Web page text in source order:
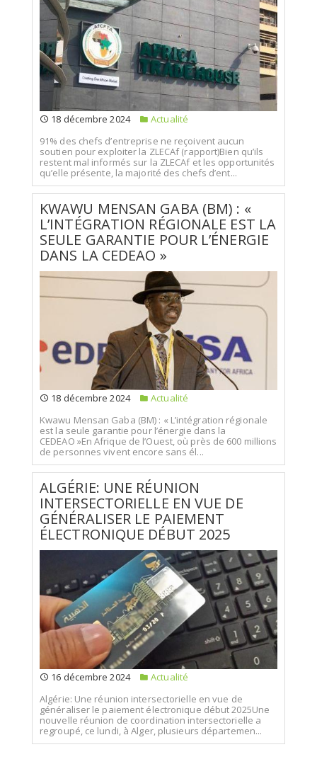
18 décembre 2024
Actualité
91% des chefs d’entreprise ne reçoivent aucun
soutien pour exploiter la ZLECAf (rapport)Bien qu’ils
restent mal informés sur la ZLECAf et les opportunités
qu’elle présente, la majorité des chefs d’ent...
KWAWU MENSAN GABA (BM) : «
L’INTÉGRATION RÉGIONALE EST LA
SEULE GARANTIE POUR L’ÉNERGIE
DANS LA CEDEAO »
18 décembre 2024
Actualité
Kwawu Mensan Gaba (BM) : « L’intégration régionale
est la seule garantie pour l’énergie dans la
CEDEAO »En Afrique de l’Ouest, où près de 600 millions
de personnes vivent encore sans él...
ALGÉRIE: UNE RÉUNION
INTERSECTORIELLE EN VUE DE
GÉNÉRALISER LE PAIEMENT
ÉLECTRONIQUE DÉBUT 2025
16 décembre 2024
Actualité
Algérie: Une réunion intersectorielle en vue de
généraliser le paiement électronique début 2025Une
nouvelle réunion de coordination intersectorielle a
regroupé, ce lundi, à Alger, plusieurs départemen...